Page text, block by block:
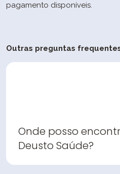
pagamento disponíveis.
Outras preguntas
Onde posso
Deusto Saúde?